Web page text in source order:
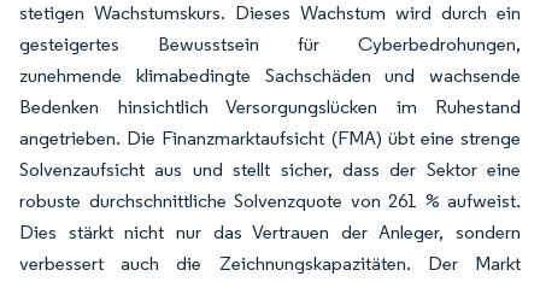
stetigen Wachstumskurs. Dieses Wachstum wird durch ein
gesteigertes Bewusstsein für Cyberbedrohungen,
zunehmende klimabedingte Sachschäden und wachsende
Bedenken hinsichtlich Versorgungslücken im Ruhestand
angetrieben. Die Finanzmarktaufsicht (FMA) übt eine strenge
Solvenzaufsicht aus und stellt sicher, dass der Sektor eine
robuste durchschnittliche Solvenzquote von 261 % aufweist.
Dies stärkt nicht nur das Vertrauen der Anleger, sondern
verbessert auch die Zeichnungskapazitäten. Der Markt